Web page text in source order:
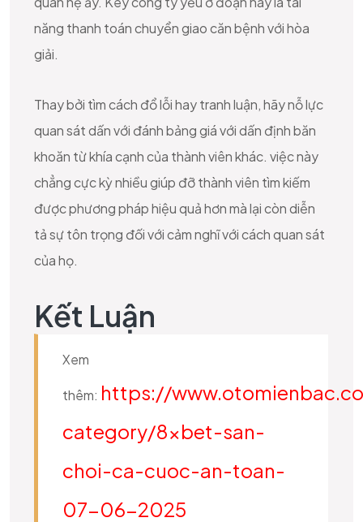
năng thanh toán chuyển giao căn bệnh với hòa
giải.
Thay bởi tìm cách đổ lỗi hay tranh luận, hãy nỗ lực
quan sát dấn với đánh bảng giá với dấn định băn
khoăn từ khía cạnh của thành viên khác. việc này
chẳng cực kỳ nhiều giúp đỡ thành viên tìm kiếm
được phương pháp hiệu quả hơn mà lại còn diễn
tả sự tôn trọng đối với cảm nghĩ với cách quan sát
của họ.
Kết Luận
Xem
thêm: https://
category/8xbet-san-
choi-ca-cuoc-an-toan-
07-06-2025